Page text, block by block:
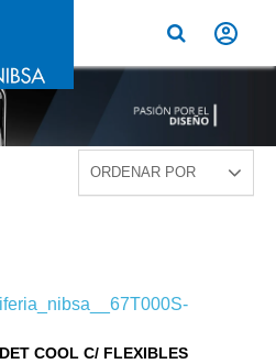
COOL C/ FLEXIBLES